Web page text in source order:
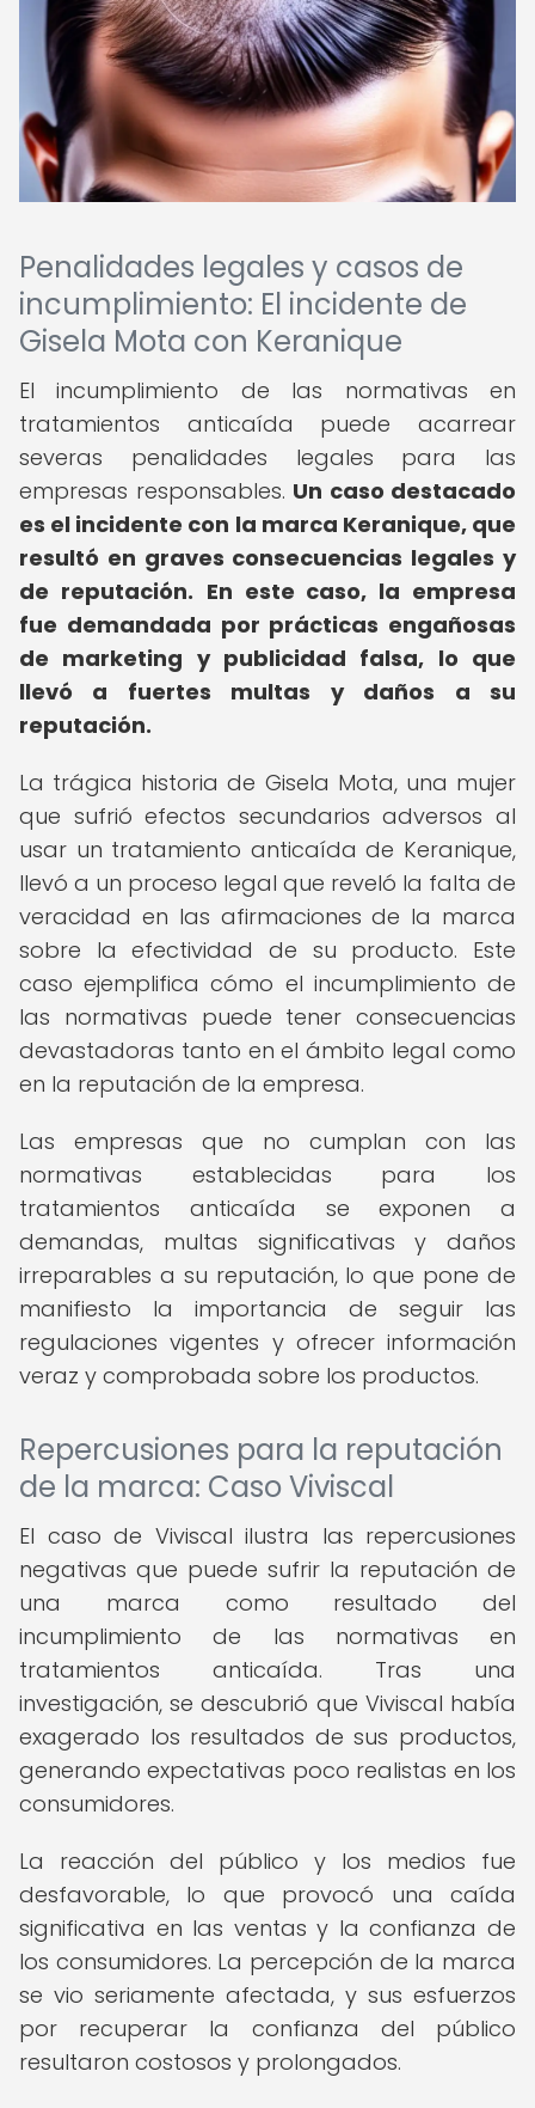
Penalidades legales y casos de
incumplimiento: El incidente de
Gisela Mota con Keranique
El incumplimiento de las normativas en
tratamientos anticaída puede acarrear
severas penalidades legales para las
empresas responsables. Un caso destacado
es el incidente con la marca Keranique, que
resultó en graves consecuencias legales y
de reputación. En este caso, la empresa
fue demandada por prácticas engañosas
de marketing y publicidad falsa, lo que
llevó a fuertes multas y daños a su
reputación.
La trágica historia de Gisela Mota, una mujer
que sufrió efectos secundarios adversos al
usar un tratamiento anticaída de Keranique,
llevó a un proceso legal que reveló la falta de
veracidad en las afirmaciones de la marca
sobre la efectividad de su producto. Este
caso ejemplifica cómo el incumplimiento de
las normativas puede tener consecuencias
devastadoras tanto en el ámbito legal como
en la reputación de la empresa.
Las empresas que no cumplan con las
normativas establecidas para los
tratamientos anticaída se exponen a
demandas, multas significativas y daños
irreparables a su reputación, lo que pone de
manifiesto la importancia de seguir las
regulaciones vigentes y ofrecer información
veraz y comprobada sobre los productos.
Repercusiones para la reputación
de la marca: Caso Viviscal
El caso de Viviscal ilustra las repercusiones
negativas que puede sufrir la reputación de
una marca como resultado del
incumplimiento de las normativas en
tratamientos anticaída. Tras una
investigación, se descubrió que Viviscal había
exagerado los resultados de sus productos,
generando expectativas poco realistas en los
consumidores.
La reacción del público y los medios fue
desfavorable, lo que provocó una caída
significativa en las ventas y la confianza de
los consumidores. La percepción de la marca
se vio seriamente afectada, y sus esfuerzos
por recuperar la confianza del público
resultaron costosos y prolongados.